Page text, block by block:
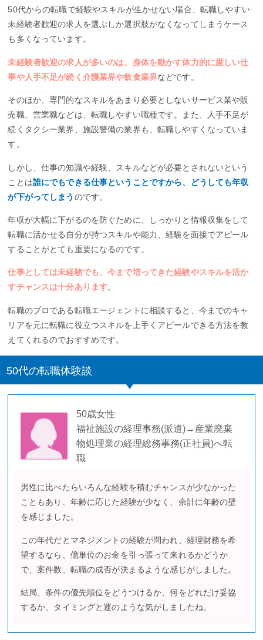
50代からの転職で経験やスキルが生かせない場合、転職しやすい
未経験者歓迎の求人を選ぶしか選択肢がなくなってしまうケース
も多くなっています。
未経験者歓迎の求人が多いのは、身体を動かす体力的に厳しい仕
事や人手不足が続く介護業界や飲食業界などです。
そのほか、専門的なスキルをあまり必要としないサービス業や販
売職、営業職などは、転職しやすい職種です。また、人手不足が
続くタクシー業界、施設警備の業界も、転職しやすくなっていま
す。
しかし、仕事の知識や経験、スキルなどが必要とされないという
ことは誰にでもできる仕事ということですから、どうしても年収
が下がってしまう のです。
年収が大幅に下がるのを防ぐために、しっかりと情報収集をして
転職に活かせる自分が持つスキルや能力、経験を面接でアピール
することがとても重要になるのです。
仕事としては未経験でも、今まで培ってきた経験やスキルを活か
すチャンスは十分あります。
転職のプロである転職エージェントに相談すると、今までのキャ
リアを元に転職に役立つスキルを上手くアピールできる方法を教
えてくれるのでおすすめです。
50代の転職体験談
50歳女性
福祉施設の経理事務(派遣)→産業廃棄
物処理業の経理総務事務(正社員)へ転
職
男性に比べたらいろんな経験を積むチャンスが少なかった
こともあり、年齢に応じた経験が少なく、余計に年齢の壁
を感じました。
この年代だとマネジメントの経験が問われ、経理財務を希
望するなら、億単位のお金を引っ張って来れるかどうか
で、案件数、転職の成否が決まるような感じがしました。
結局、条件の優先順位をどうつけるか、何をどれだけ妥協
するか、タイミングと運のような気がしましたね。